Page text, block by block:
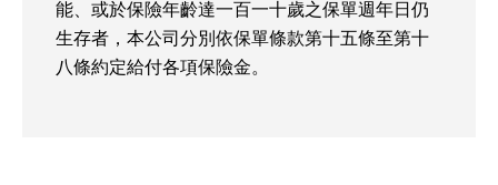
能、或於保險年齡達一百一十歲之保單週年日仍
生存者，本公司分別依保單條款第十五條至第十
八條約定給付各項保險金。